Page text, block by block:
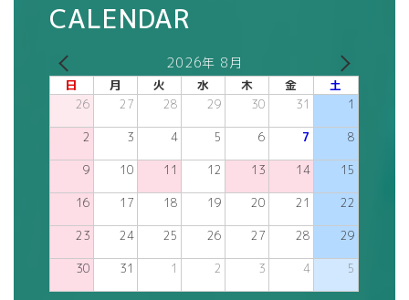
CALENDAR
2026年 8月
日 月 火 水 木 金 土
26 27 28 29 30 31 1
2 3 4 5 6 7 8
9 10 11 12 13 14 15
16 17 18 19 20 21 22
23 24 25 26 27 28 29
30 31 1 2 3 4 5